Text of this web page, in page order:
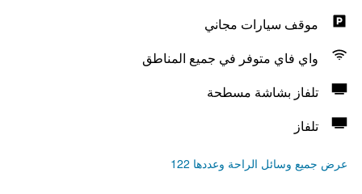
موقف سيارات مجاني
واي فاي متوفر في جميع المناطق
تلفاز بشاشة مسطحة
تلفاز
عرض جميع وسائل الراحة وعددها 122